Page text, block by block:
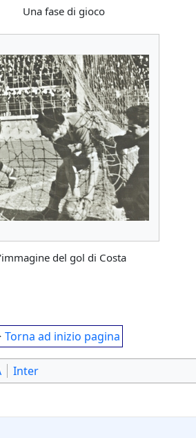
Una fase di gioco
del gol di Costa
Torna ad inizio pagina
Inter